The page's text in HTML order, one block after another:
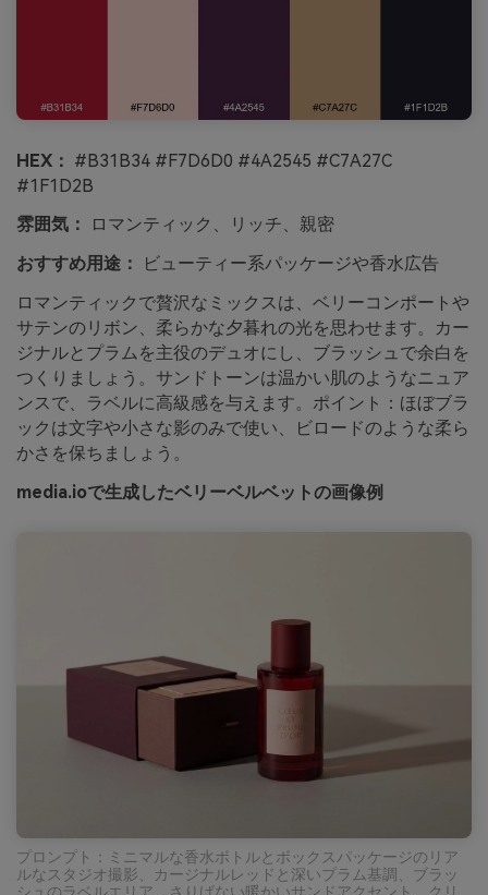
HEX： #B31B34 #F7D6D0 #4A2545 #C7A27C
#1F1D2B
雰囲気：
ロマンティック、リッチ、親密
おすすめ用途：
ビューティー系パッケージや香水広告
ロマンティックで贅沢なミックスは、ベリーコンポートや
サテンのリボン、柔らかな夕暮れの光を思わせます。カー
ジナルとプラムを主役のデュオにし、ブラッシュで余白を
つくりましょう。サンドトーンは温かい肌のようなニュア
ンスで、ラベルに高級感を与えます。ポイント：ほぼブラ
ックは文字や小さな影のみで使い、ビロードのような柔ら
かさを保ちましょう。
media.ioで生成したベリーベルベットの画像例
プロンプト：ミニマルな香水ボトルとボックスパッケージのリア
ルなスタジオ撮影、カージナルレッドと深いプラム基調、ブラッ